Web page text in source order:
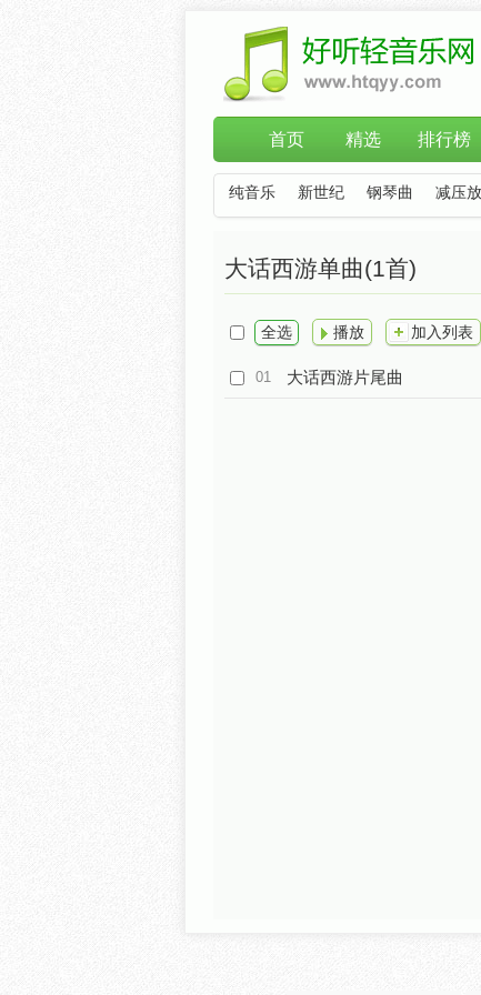
首页 精选 排行榜
纯音乐 新世纪 钢琴曲 减压
大话西游单曲(1首)
全选 播放 加入列表
01 大话西游片尾曲